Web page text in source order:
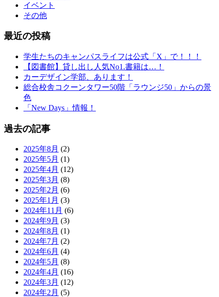
イベント
その他
最近の投稿
学生たちのキャンパスライフは公式「X」で！！！
【図書館】貸し出し人気No1.書籍は…！
カーデザイン学部、あります！
総合校舎コクーンタワー50階「ラウンジ50」からの景
色
「New Days」情報！
過去の記事
2025年8月 (2)
2025年5月 (1)
2025年4月 (12)
2025年3月 (8)
2025年2月 (6)
2025年1月 (3)
2024年11月 (6)
2024年9月 (3)
2024年8月 (1)
2024年7月 (2)
2024年6月 (4)
2024年5月 (8)
2024年4月 (16)
2024年3月 (12)
2024年2月 (5)